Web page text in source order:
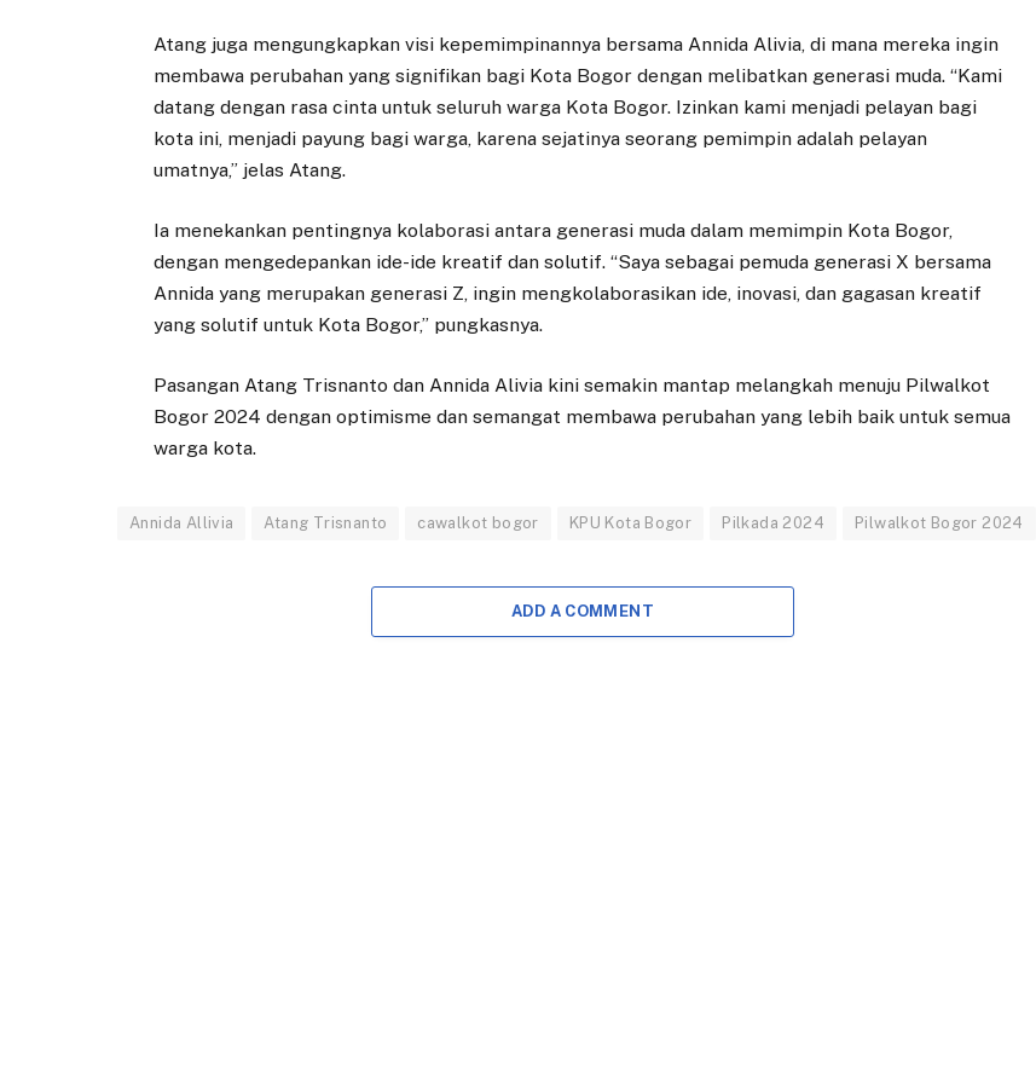
Atang juga mengungkapkan visi kepemimpinannya bersama Annida Alivia, di mana mereka ingin
membawa perubahan yang signifikan bagi Kota Bogor dengan melibatkan generasi muda. “Kami
datang dengan rasa cinta untuk seluruh warga Kota Bogor. Izinkan kami menjadi pelayan bagi
kota ini, menjadi payung bagi warga, karena sejatinya seorang pemimpin adalah pelayan
umatnya,” jelas Atang.
Ia menekankan pentingnya kolaborasi antara generasi muda dalam memimpin Kota Bogor,
dengan mengedepankan ide-ide kreatif dan solutif. “Saya sebagai pemuda generasi X bersama
Annida yang merupakan generasi Z, ingin mengkolaborasikan ide, inovasi, dan gagasan kreatif
yang solutif untuk Kota Bogor,” pungkasnya.
Pasangan Atang Trisnanto dan Annida Alivia kini semakin mantap melangkah menuju Pilwalkot
Bogor 2024 dengan optimisme dan semangat membawa perubahan yang lebih baik untuk semua
warga kota.
Annida Allivia Atang Trisnanto cawalkot bogor KPU Kota Bogor Pilkada 2024 Pilwalkot Bogor 2024
ADD A COMMENT